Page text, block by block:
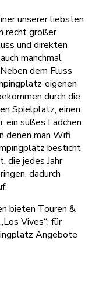
unserer liebsten
recht großer
und direkten
manchmal
dem Fluss
eigenen
durch die
Spielplatz, einen
ein süßes Lädchen.
denen man Wifi
besticht
die jedes Jahr
dadurch
bieten Touren &
Vives“: für
Angebote